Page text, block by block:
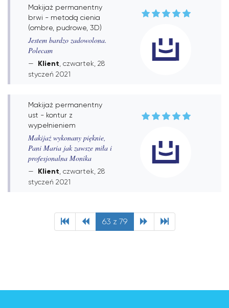
Makijaż permanentny
brwi - metodą cienia
(ombre, pudrowe, 3D)
Jestem bardzo zadowolona.
Polecam
Klient , czwartek, 28
styczeń 2021
Makijaż permanentny
ust - kontur z
wypełnieniem
Makijaż wykonany pięknie,
Pani Maria jak zawsze miła i
profesjonalna Monika
Klient , czwartek, 28
styczeń 2021
63 z 79